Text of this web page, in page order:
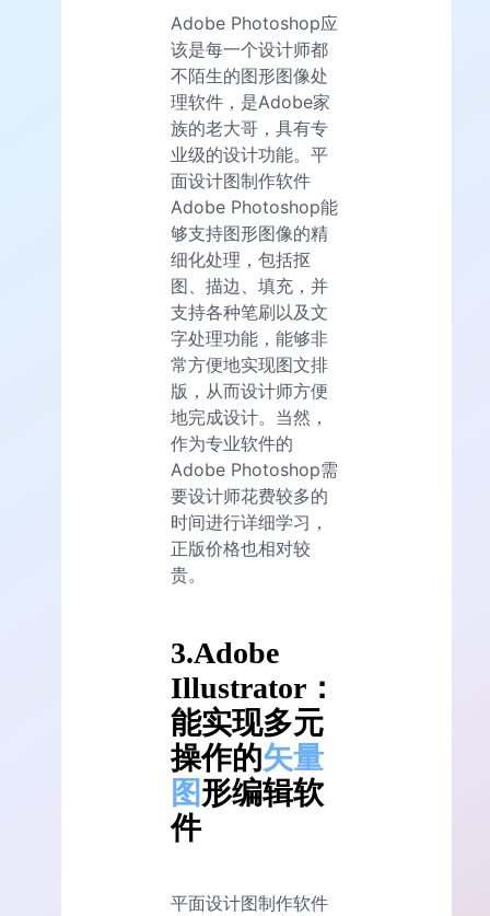
Adobe Photoshop应
该是每一个设计师都
不陌生的图形图像处
理软件，是Adobe家
族的老大哥，具有专
业级的设计功能。平
面设计图制作软件
Adobe Photoshop能
够支持图形图像的精
细化处理，包括抠
图、描边、填充，并
支持各种笔刷以及文
字处理功能，能够非
常方便地实现图文排
版，从而设计师方便
地完成设计。当然，
作为专业软件的
Adobe Photoshop需
要设计师花费较多的
时间进行详细学习，
正版价格也相对较
贵。
3.Adobe
Illustrator：
能实现多元
操作的矢量
图形编辑软
件
平面设计图制作软件